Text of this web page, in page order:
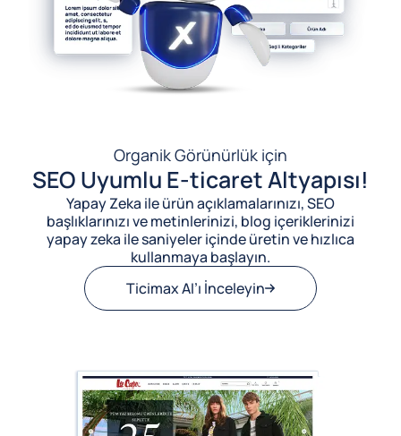
Organik Görünürlük için
SEO Uyumlu E-ticaret Altyapısı!
Yapay Zeka ile ürün açıklamalarınızı, SEO
başlıklarınızı ve metinlerinizi, blog içeriklerinizi
yapay zeka ile saniyeler içinde üretin ve hızlıca
kullanmaya başlayın.
Ticimax AI’ı İnceleyin